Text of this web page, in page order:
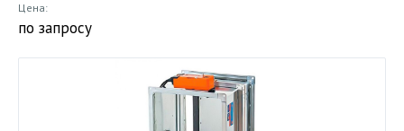
Цена:
по запросу